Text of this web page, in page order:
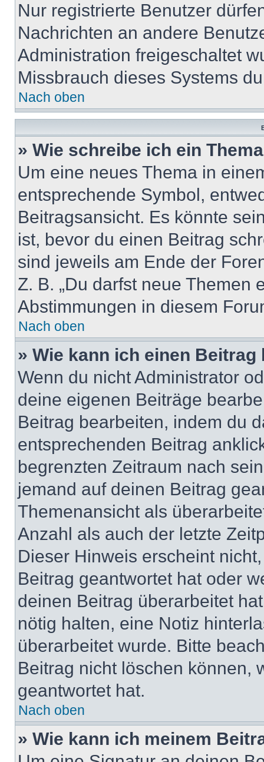
Nur registrierte Benutzer
Nachrichten an andere
Administration freigeschaltet
Missbrauch dieses Systems
Nach oben
» Wie schreibe ich ein
Um eine neues Thema in
entsprechende Symbol,
Beitragsansicht. Es könnte
ist, bevor du einen Beitrag
sind jeweils am Ende der
Z. B. „Du darfst neue Themen
Abstimmungen in diesem
Nach oben
» Wie kann ich einen
Wenn du nicht Administrator
deine eigenen Beiträge
Beitrag bearbeiten, indem du
entsprechenden Beitrag
begrenzten Zeitraum nach
jemand auf deinen Beitrag
Themenansicht als
Anzahl als auch der letzte
Dieser Hinweis erscheint
Beitrag geantwortet hat oder
deinen Beitrag überarbeitet
nötig halten, eine Notiz
überarbeitet wurde. Bitte
Beitrag nicht löschen können,
geantwortet hat.
Nach oben
» Wie kann ich meinem